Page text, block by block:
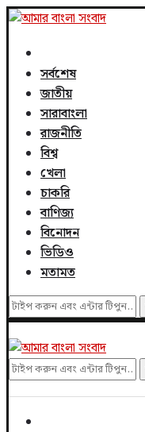
সর্বশেষ
জাতীয়
সারাবাংলা
রাজনীতি
বিশ্ব
খেলা
চাকরি
বাণিজ্য
বিনোদন
ভিডিও
মতামত